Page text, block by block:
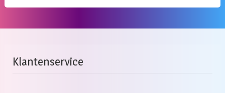
Klantenservice